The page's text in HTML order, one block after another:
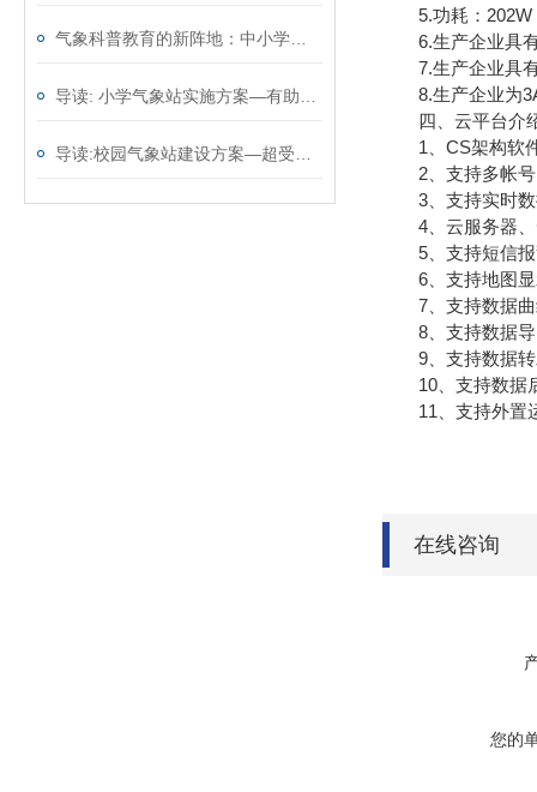
5.功耗：202W
6.生产企业具有
7.生产企业具有
8.生产企业为
四、云平台介
1、CS架构软件
2、支持多帐号
3、支持实时数
4、云服务器、
5、支持短信报
6、支持地图显
7、支持数据曲
8、支持数据导
9、支持数据转
10、支持数据
11、支持外置
在线咨询
您的